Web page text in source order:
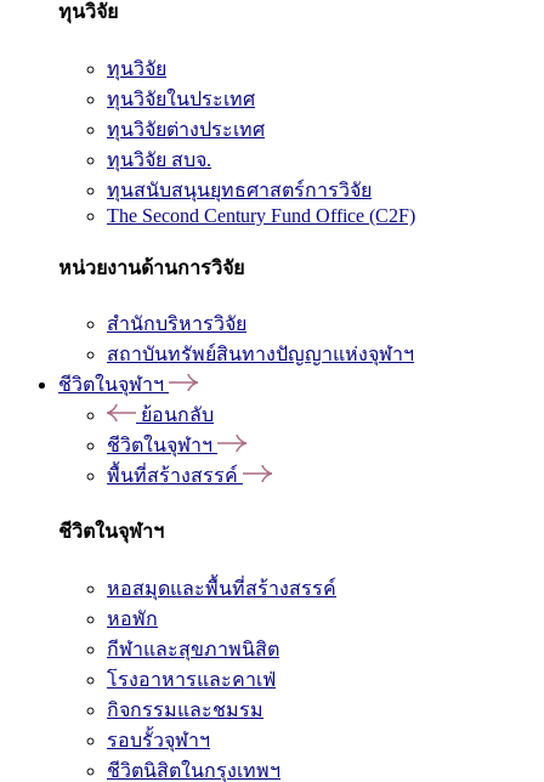
ทุนวิจัย
ทุนวิจัย
ทุนวิจัยในประเทศ
ทุนวิจัยต่างประเทศ
ทุนวิจัย สบจ.
ทุนสนับสนุนยุทธศาสตร์การวิจัย
The Second Century Fund Office (C2F)
หน่วยงานด้านการวิจัย
สำนักบริหารวิจัย
สถาบันทรัพย์สินทางปัญญาแห่งจุฬาฯ
ชีวิตในจุฬาฯ
ย้อนกลับ
ชีวิตในจุฬาฯ
พื้นที่สร้างสรรค์
ชีวิตในจุฬาฯ
หอสมุดและพื้นที่สร้างสรรค์
หอพัก
กีฬาและสุขภาพนิสิต
โรงอาหารและคาเฟ่
กิจกรรมและชมรม
รอบรั้วจุฬาฯ
ชีวิตนิสิตในกรุงเทพฯ